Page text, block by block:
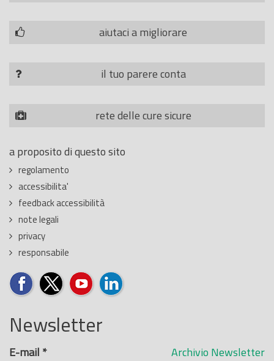
aiutaci a migliorare
il tuo parere conta
rete delle cure sicure
a proposito di questo sito
regolamento
accessibilita'
feedback accessibilità
note legali
privacy
responsabile
Newsletter
Archivio Newsletter
E-mail *